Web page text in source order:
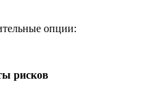
опции:
рисков